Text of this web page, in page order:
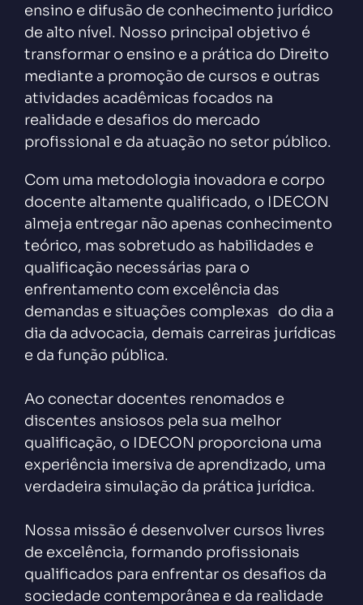
ensino e difusão de conhecimento jurídico
de alto nível. Nosso principal objetivo é
transformar o ensino e a prática do Direito
mediante a promoção de cursos e outras
atividades acadêmicas focados na
realidade e desafios do mercado
profissional e da atuação no setor público.
Com uma metodologia inovadora e corpo
docente altamente qualificado, o IDECON
almeja entregar não apenas conhecimento
teórico, mas sobretudo as habilidades e
qualificação necessárias para o
enfrentamento com excelência das
demandas e situações complexas do dia a
dia da advocacia, demais carreiras jurídicas
e da função pública.
Ao conectar docentes renomados e
discentes ansiosos pela sua melhor
qualificação, o IDECON proporciona uma
experiência imersiva de aprendizado, uma
verdadeira simulação da prática jurídica.
Nossa missão é desenvolver cursos livres
de excelência, formando profissionais
qualificados para enfrentar os desafios da
sociedade contemporânea e da realidade